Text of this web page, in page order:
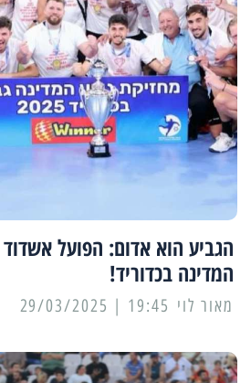
הגביע הוא אדום: הפועל
המדינה בכדוריד!
מאור לוי 19:45 | 29/03/2025